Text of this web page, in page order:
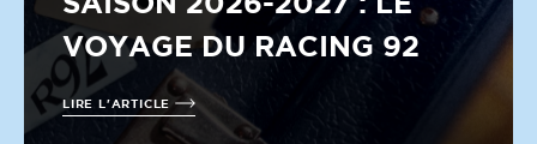
VOYAGE DU RACING 92
LIRE L'ARTICLE